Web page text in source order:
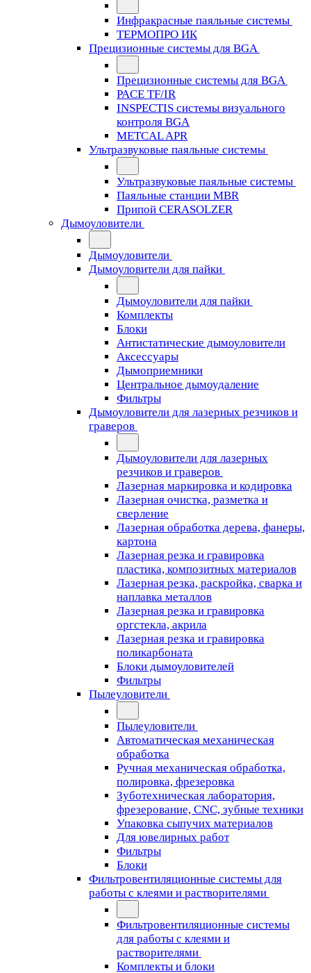
Инфракрасные паяльные системы
ТЕРМОПРО ИК
Прецизионные системы для BGA
Прецизионные системы для BGA
PACE TF/IR
INSPECTIS системы визуального
контроля BGA
METCAL APR
Ультразвуковые паяльные системы
Ультразвуковые паяльные системы
Паяльные станции MBR
Припой CERASOLZER
Дымоуловители
Дымоуловители
Дымоуловители для пайки
Дымоуловители для пайки
Комплекты
Блоки
Антистатические дымоуловители
Аксессуары
Дымоприемники
Центральное дымоудаление
Фильтры
Дымоуловители для лазерных резчиков и
граверов
Дымоуловители для лазерных
резчиков и граверов
Лазерная маркировка и кодировка
Лазерная очистка, разметка и
сверление
Лазерная обработка дерева, фанеры,
картона
Лазерная резка и гравировка
пластика, композитных материалов
Лазерная резка, раскройка, сварка и
наплавка металлов
Лазерная резка и гравировка
оргстекла, акрила
Лазерная резка и гравировка
поликарбоната
Блоки дымоуловителей
Фильтры
Пылеуловители
Пылеуловители
Автоматическая механическая
обработка
Ручная механическая обработка,
полировка, фрезеровка
Зуботехническая лаборатория,
фрезерование, CNC, зубные техники
Упаковка сыпучих материалов
Для ювелирных работ
Фильтры
Блоки
Фильтровентиляционные системы для
работы с клеями и растворителями
Фильтровентиляционные системы
для работы с клеями и
растворителями
Комплекты и блоки